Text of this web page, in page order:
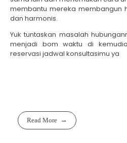
membantu mereka membangun
dan harmonis.
Yuk tuntaskan masalah
menjadi bom waktu di
reservasi jadwal konsultasimu ya
Read More